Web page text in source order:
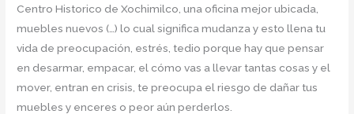
Centro Historico de Xochimilco, una oficina mejor ubicada,
muebles nuevos (…) lo cual significa mudanza y esto llena tu
vida de preocupación, estrés, tedio porque hay que pensar
en desarmar, empacar, el cómo vas a llevar tantas cosas y el
mover, entran en crisis, te preocupa el riesgo de dañar tus
muebles y enceres o peor aún perderlos.